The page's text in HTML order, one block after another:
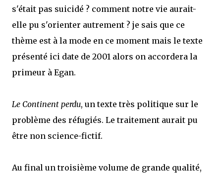
s'était pas suicidé ? comment notre vie aurait-
elle pu s'orienter autrement ? je sais que ce
thème est à la mode en ce moment mais le texte
présenté ici date de 2001 alors on accordera la
primeur à Egan.
Le Continent perdu, un texte très politique sur le
problème des réfugiés. Le traitement aurait pu
être non science-fictif.
Au final un troisième volume de grande qualité,